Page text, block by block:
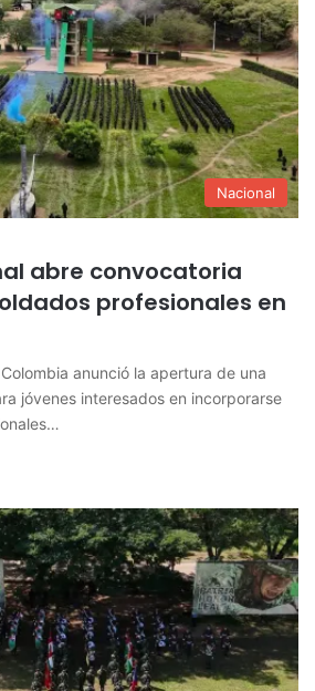
Nacional
abre convocatoria
profesionales en
anunció la apertura de una
jóvenes interesados en incorporarse